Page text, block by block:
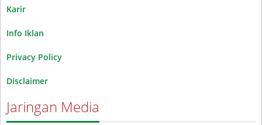
Karir
Info Iklan
Privacy Policy
Disclaimer
Jaringan Media